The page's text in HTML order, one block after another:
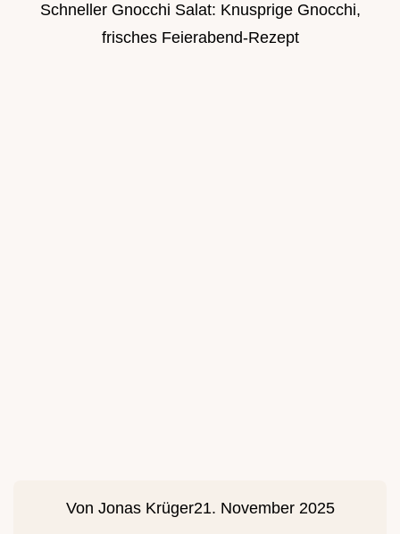
Schneller Gnocchi Salat: Knusprige Gnocchi,
frisches Feierabend-Rezept
Von Jonas Krüger21. November 2025